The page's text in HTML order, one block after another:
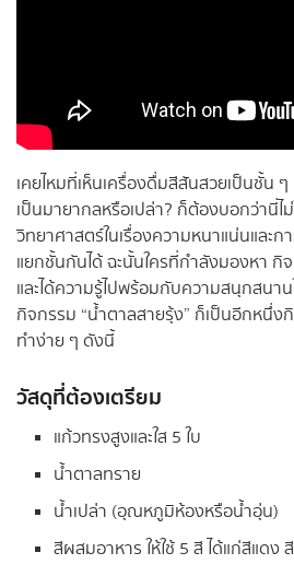
เคยไหมที่เห็นเครื่องดื่มสีสันสวยเป็นชั้น
เป็นมายากลหรือเปล่า? ก็ต้องบอกว่านี่ไ
วิทยาศาสตร์ในเรื่องความหนาแน่นและ
แยกชั้นกันได้ ฉะนั้นใครที่กำลังมองหา กิ
และได้ความรู้ไปพร้อมกับความสนุกสนา
กิจกรรม “น้ำตาลสายรุ้ง” ก็เป็นอีกหนึ่ง
ทำง่าย ๆ ดังนี้
วัสดุที่ต้องเตรียม
แก้วทรงสูงและใส 5 ใบ
น้ำตาลทราย
น้ำเปล่า (อุณหภูมิห้องหรือน้ำอุ่น)
สีผสมอาหาร ให้ใช้ 5 สี ได้แก่สีแดง